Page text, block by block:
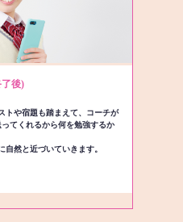
後)
トや宿題も踏まえて、コーチが
てくれるから何を勉強するか
自然と近づいていきます。